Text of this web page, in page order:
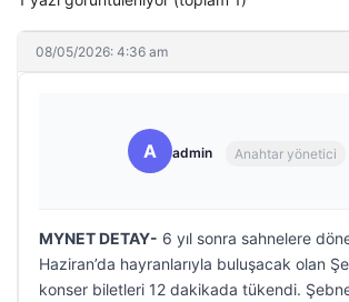
08/05/2026: 4:36 am
A admin Anahtar yönetici
MYNET DETAY- 6 yıl sonra sahnelere
Haziran’da hayranlarıyla buluşacak olan
konser biletleri 12 dakikada tükendi.